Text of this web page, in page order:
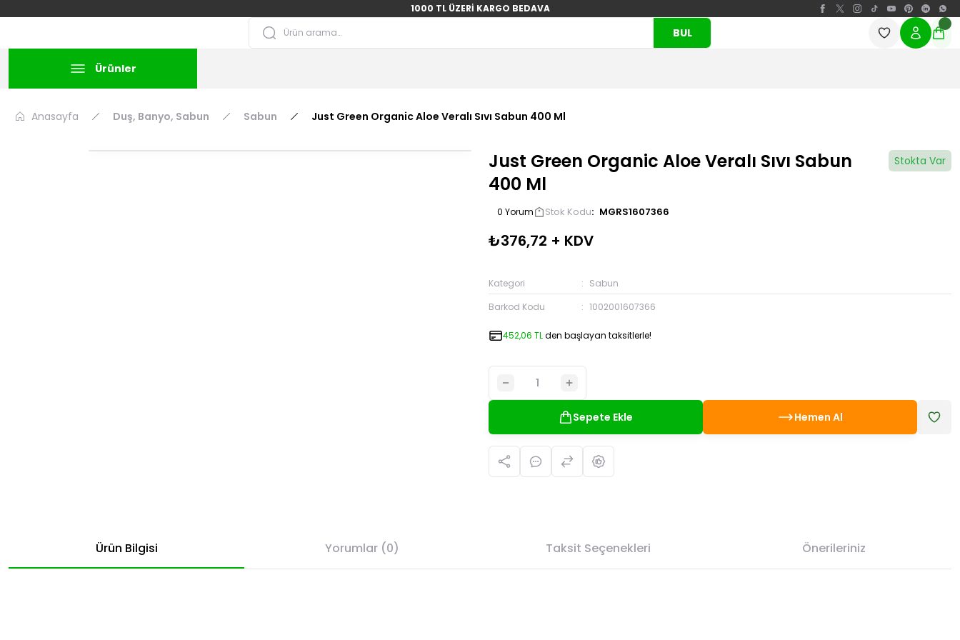
1000 TL ÜZERİ KARGO BEDAVA
BUL
Ürünler
Anasayfa Duş, Banyo, Sabun Sabun Just Green Organic Aloe Veralı Sıvı Sabun 400 Ml
Just Green Organic Aloe Veralı Sıvı Sabun
400 Ml
Stokta Var
0 Yorum Stok Kodu MGRS1607366
₺376,72 + KDV
Kategori
Sabun
Barkod Kodu
1002001607366
452,06 TLden başlayan taksitlerle!
Sepete Ekle Hemen Al
Ürün Bilgisi Yorumlar (0) Taksit Seçenekleri Önerileriniz